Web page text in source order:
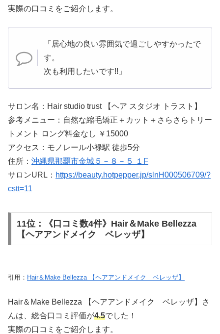
実際の口コミをご紹介します。
「居心地の良い雰囲気で過ごしやすかったで
す。
次も利用したいです!!」
サロン名：Hair studio trust 【ヘア スタジオ トラスト】
参考メニュー：自然な縮毛矯正＋カット＋さらさらトリー
トメント ロング料金なし ￥15000
アクセス：モノレール小禄駅 徒歩5分
住所： 沖縄県那覇市金城５－８－５ １F
サロンURL： https://beauty.hotpepper.jp/slnH000506709/?
cstt=11
11位：《口コミ数4件》Hair＆Make Bellezza
【ヘアアンドメイク ベレッザ】
引用： Hair＆Make Bellezza 【ヘアアンドメイク ベレッザ】
Hair＆Make Bellezza 【ヘアアンドメイク ベレッザ】さ
んは、総合口コミ評価が4.5でした！
実際の口コミをご紹介します。